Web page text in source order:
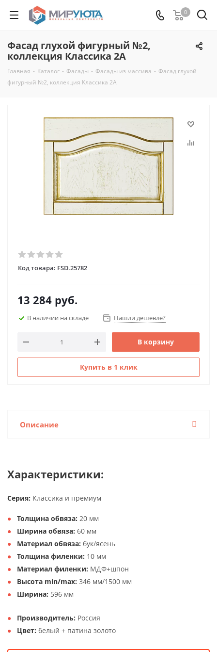
0
Фасад глухой фигурный №2,
коллекция Классика 2А
Главная - Каталог - Фасады - Фасады из массива - Фасад глухой
фигурный №2, коллекция Классика 2А
Код товара: FSD.25782
13 284 руб.
В наличии на складе Нашли дешевле?
В корзину
Купить в 1 клик
Описание
Характеристики:
Серия: Классика и премиум
Толщина обвяза: 20 мм
Ширина обвяза: 60 мм
Материал обвяза: бук/ясень
Толщина филенки: 10 мм
Материал филенки: МДФ+шпон
Высота min/max: 346 мм/1500 мм
Ширина: 596 мм
Производитель: Россия
Цвет: белый + патина золото